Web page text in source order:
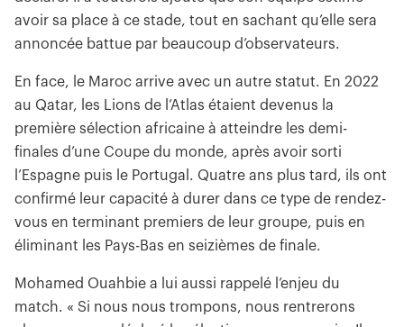
avoir sa place à ce stade, tout en sachant qu’elle sera
annoncée battue par beaucoup d’observateurs.
En face, le Maroc arrive avec un autre statut. En 2022
au Qatar, les Lions de l’Atlas étaient devenus la
première sélection africaine à atteindre les demi-
finales d’une Coupe du monde, après avoir sorti
l’Espagne puis le Portugal. Quatre ans plus tard, ils ont
confirmé leur capacité à durer dans ce type de rendez-
vous en terminant premiers de leur groupe, puis en
éliminant les Pays-Bas en seizièmes de finale.
Mohamed Ouahbie a lui aussi rappelé l’enjeu du
match. « Si nous nous trompons, nous rentrerons